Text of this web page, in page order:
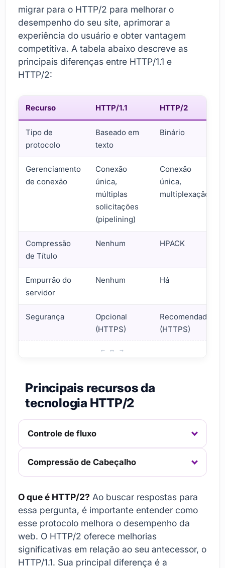
migrar para o HTTP/2 para melhorar o
desempenho do seu site, aprimorar a
experiência do usuário e obter vantagem
competitiva. A tabela abaixo descreve as
principais diferenças entre HTTP/1.1 e
HTTP/2:
Recurso HTTP/1.1 HTTP/2
Tipo de
protocolo
Baseado em
texto
Binário
Gerenciamento
de conexão
Conexão
única,
múltiplas
solicitações
(pipelining)
Conexão
única,
multiplexação
Compressão
de Título
Nenhum HPACK
Empurrão do
servidor
Nenhum Há
Segurança
Opcional
(HTTPS)
Recomendado
(HTTPS)
Principais recursos da
tecnologia HTTP/2
Controle de fluxo
Compressão de Cabeçalho
O que é HTTP/2? Ao buscar respostas para
essa pergunta, é importante entender como
esse protocolo melhora o desempenho da
web. O HTTP/2 oferece melhorias
significativas em relação ao seu antecessor, o
HTTP/1.1. Sua principal diferença é a